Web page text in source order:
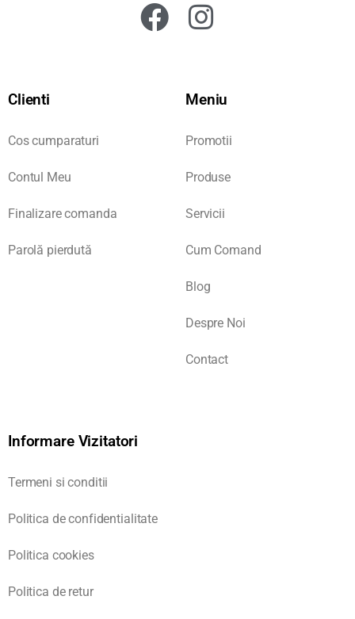
Clienti
Cos cumparaturi
Contul Meu
Finalizare comanda
Parolă pierdută
Meniu
Promotii
Produse
Servicii
Cum Comand
Blog
Despre Noi
Contact
Informare Vizitatori
Termeni si conditii
Politica de confidentialitate
Politica cookies
Politica de retur